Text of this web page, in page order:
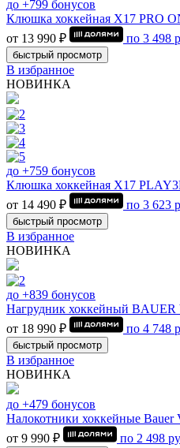
до +799 бонусов
Клюшка хоккейная Х17 PRO
от 13 990 ₽
по 3 498
быстрый просмотр
В избранное
НОВИНКА
до +759 бонусов
Клюшка хоккейная Х17
от 14 490 ₽
по 3 623
быстрый просмотр
В избранное
НОВИНКА
до +839 бонусов
Нагрудник хоккейный BAUER
от 18 990 ₽
по 4 748
быстрый просмотр
В избранное
НОВИНКА
до +479 бонусов
Налокотники хоккейные Bauer
от 9 990 ₽
по 2 498